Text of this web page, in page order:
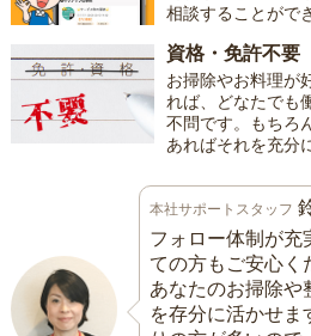
相談することがで
資格・免許不要
お掃除やお料理が
れば、どなたでも
不問です。もちろ
あればそれを充分
本社サポートスタッフ
フォロー体制が充
ての方もご安心く
あなたのお掃除や
を存分に活かせま